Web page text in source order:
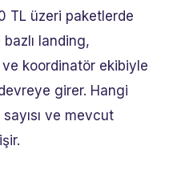
TL üzeri paketlerde
landing,
koordinatör ekibiyle
girer. Hangi
ve mevcut